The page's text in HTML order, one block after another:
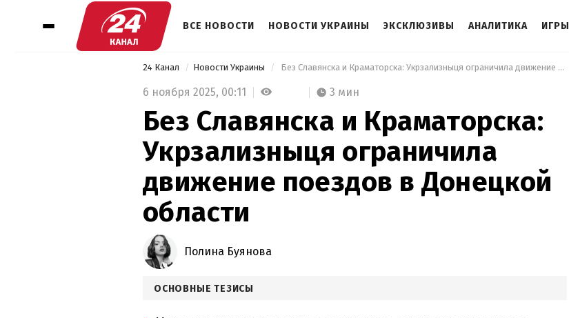
ВСЕ НОВОСТИ НОВОСТИ УКРАИНЫ ЭКСКЛЮЗИВЫ АНАЛИТИКА ИГРЫ
24 Канал Новости Украины Без Славянска и Краматорска: Укрзализныця ограничила движение поездов в Донецкой области
6 ноября 2025, 00:11 3 мин
Без Славянска и Краматорска:
Укрзализныця ограничила
движение поездов в Донецкой
области
Полина Буянова
ОСНОВНЫЕ ТЕЗИСЫ